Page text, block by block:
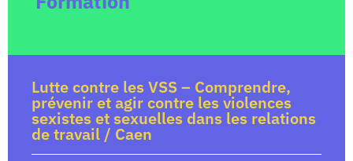
Lutte contre les VSS – Comprendre,
prévenir et agir contre les violences
sexistes et sexuelles dans les relations
de travail / Caen